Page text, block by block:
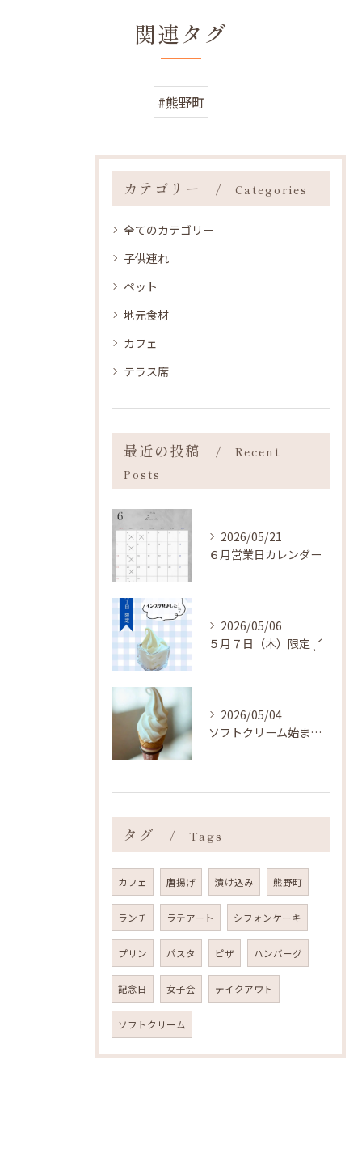
関連タグ
#熊野町
カテゴリー Categories
全てのカテゴリー
子供連れ
ペット
地元食材
カフェ
テラス席
最近の投稿
Recent
Posts
2026/05/21
６月営業日カレンダー
2026/05/06
５月７日（木）限定 ˎˊ˗
2026/05/04
ソフトクリーム始まりました ˎˊ˗
タグ Tags
カフェ 唐揚げ 漬け込み 熊野町
ランチ ラテアート シフォンケーキ
プリン パスタ ピザ ハンバーグ
記念日 女子会 テイクアウト
ソフトクリーム